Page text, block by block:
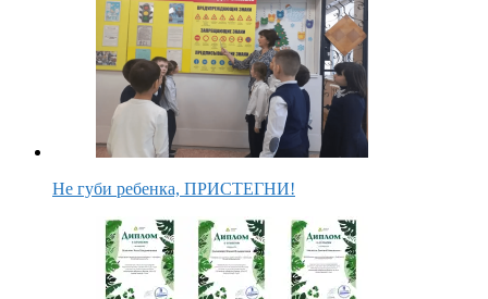
Не губи ребенка, ПРИСТЕГНИ!